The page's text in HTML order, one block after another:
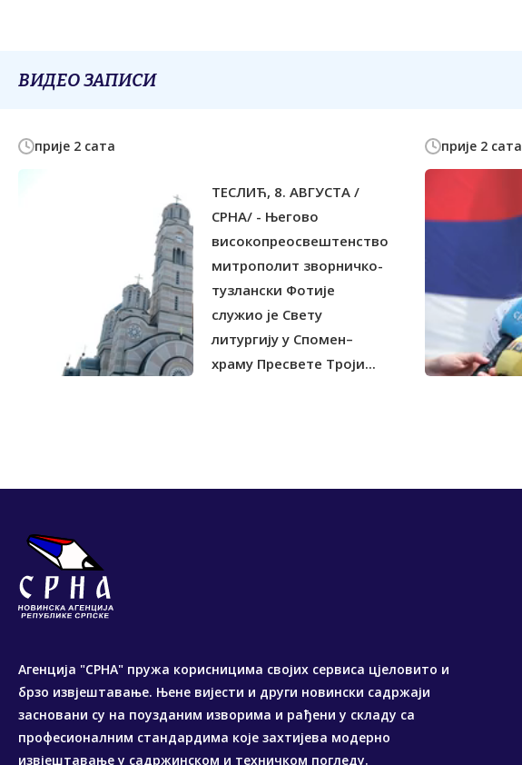
ВИДЕО ЗАПИСИ
прије 2 сата
ТЕСЛИЋ, 8. АВГУСТА /
СРНА/ - Његово
високопреосвештенство
митрополит зворничко-
тузлански Фотије
служиo je Свету
литургију у Спомен–
храму Пресвете Троји...
прије 2 сата
Агенција "СРНА" пружа корисницима својих сервиса цјеловито и
брзо извјештавање. Њене вијести и други новински садржаји
засновани су на поузданим изворима и рађени у складу са
професионалним стандардима које захтијева модерно
извјештавање у садржинском и техничком погледу.